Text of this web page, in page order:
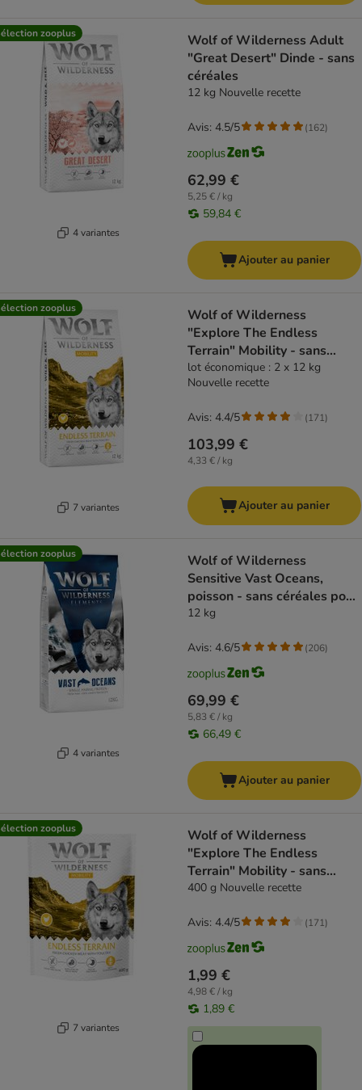
zooplus
4 variantes
Wolf of Wilderness Adult
"Great Desert" Dinde - sans
céréales
12 kg Nouvelle recette
62,99 €
5,25 € / kg
59,84 €
Avis: 4.5/5 (162)
Ajouter au panier
zooplus
7 variantes
Wolf of Wilderness
"Explore The Endless
Terrain" Mobility - sans
céréales
lot économique : 2 x 12 kg
Nouvelle recette
103,99 €
4,33 € / kg
Avis: 4.4/5 (171)
Ajouter au panier
zooplus
4 variantes
Wolf of Wilderness
Sensitive Vast Oceans,
poisson - sans céréales pour
chien
12 kg
69,99 €
5,83 € / kg
66,49 €
Avis: 4.6/5 (206)
Ajouter au panier
zooplus
7 variantes
Wolf of Wilderness
"Explore The Endless
Terrain" Mobility - sans
céréales
400 g Nouvelle recette
1,99 €
4,98 € / kg
1,89 €
Avis: 4.4/5 (171)